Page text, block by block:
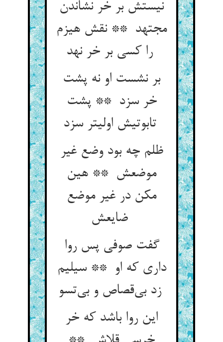
نیستش بر خر نشاندن
مجتهد ** نقش هیزم
بر نشست او نه پشت
خر سزد ** پشت
تابوتیش اولیتر سزد
ظلم چه بود وضع غیر
موضعش ** هین
مکن در غیر موضع
گفت صوفی پس روا
داری که او ** سیلیم
زد بی‌قصاص و بی‌تسو
این روا باشد که خر